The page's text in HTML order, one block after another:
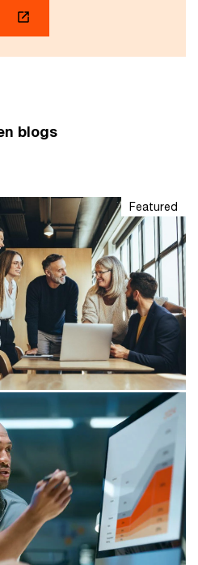
blogs
Featured
koers houden in
Martin Bond over de
om hun
en